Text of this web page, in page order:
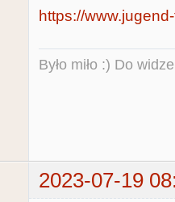
https://
Było miło :) Do
2023-07-19